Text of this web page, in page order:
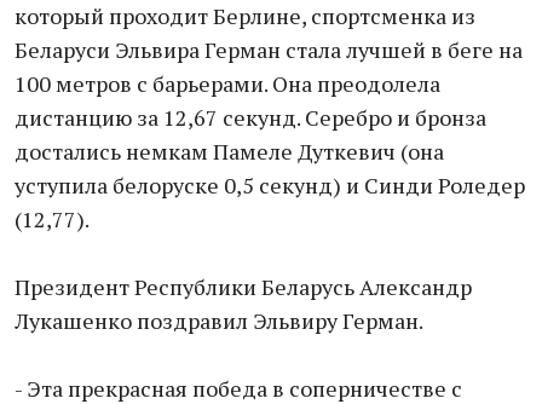
который проходит Берлине, спортсменка из
Беларуси Эльвира Герман стала лучшей в беге на
100 метров с барьерами. Она преодолела
дистанцию за 12,67 секунд. Серебро и бронза
достались немкам Памеле Дуткевич (она
уступила белоруске 0,5 секунд) и Синди Роледер
(12,77).
Президент Республики Беларусь Александр
Лукашенко поздравил Эльвиру Герман.
- Эта прекрасная победа в соперничестве с